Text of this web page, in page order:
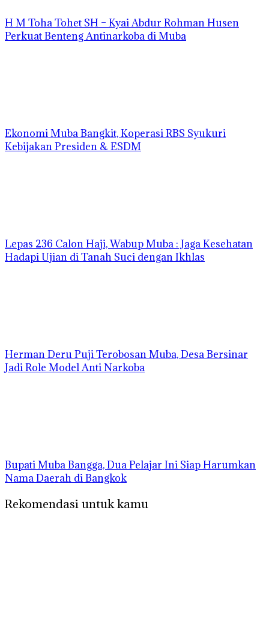
H M Toha Tohet SH – Kyai Abdur Rohman Husen
Perkuat Benteng Antinarkoba di Muba
Ekonomi Muba Bangkit, Koperasi RBS Syukuri
Kebijakan Presiden & ESDM
Lepas 236 Calon Haji, Wabup Muba : Jaga Kesehatan
Hadapi Ujian di Tanah Suci dengan Ikhlas
Herman Deru Puji Terobosan Muba, Desa Bersinar
Jadi Role Model Anti Narkoba
Bupati Muba Bangga, Dua Pelajar Ini Siap Harumkan
Nama Daerah di Bangkok
Rekomendasi untuk kamu